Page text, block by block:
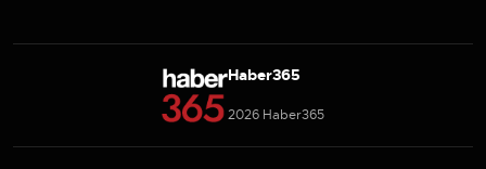
Haber365
2026 Haber365